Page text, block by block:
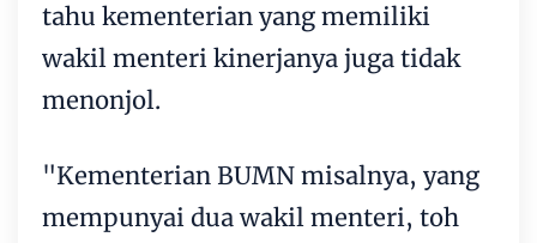
tahu kementerian yang memiliki
wakil menteri kinerjanya juga tidak
menonjol.
"Kementerian BUMN misalnya, yang
mempunyai dua wakil menteri, toh